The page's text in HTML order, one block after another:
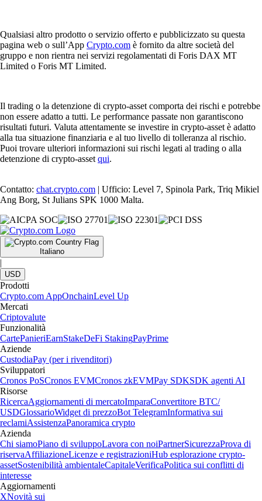
Qualsiasi altro prodotto o servizio offerto e pubblicizzato su questa
pagina web o sull’App Crypto.com è fornito da altre società del
gruppo e non rientra nei servizi regolamentati di Foris DAX MT
Limited o Foris MT Limited.
Il trading o la detenzione di crypto-asset comporta dei rischi e potrebbe
non essere adatto a tutti. Le performance passate non garantiscono
risultati futuri. Valuta attentamente se investire in crypto-asset è adatto
alla tua situazione finanziaria e al tuo livello di tolleranza al rischio.
Puoi trovare ulteriori informazioni sui rischi legati al trading o alla
detenzione di crypto-asset qui.
Contatto: chat.crypto.com | Ufficio: Level 7, Spinola Park, Triq Mikiel
Ang Borg, St Julians SPK 1000 Malta.
Italiano
|
USD
Prodotti
Crypto.com AppOnchainLevel Up
Mercati
Criptovalute
Funzionalità
CartePanieriEarnStakeDeFi StakingPayPrime
Aziende
CustodiaPay (per i rivenditori)
Sviluppatori
Cronos PoSCronos EVMCronos zkEVMPay SDKSDK agenti AI
Risorse
RicercaAggiornamenti di mercatoImparaConvertitore BTC/
USDGlossarioWidget di prezzoBot TelegramInformativa sui
reclamiAssistenzaPanoramica crypto
Azienda
Chi siamoPiano di sviluppoLavora con noiPartnerSicurezzaProva di
riservaAffiliazioneLicenze e registrazioniHub esplorazione crypto-
assetSostenibilità ambientaleCapitaleVerificaPolitica sui conflitti di
interesse
Aggiornamenti
XNovità sui